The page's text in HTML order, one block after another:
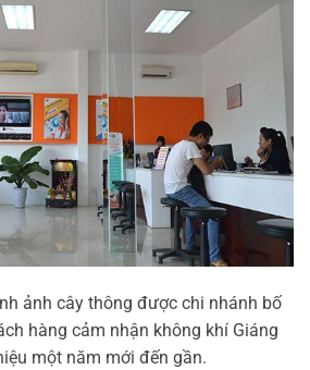
ảnh cây thông được chi nhánh bố
hàng cảm nhận không khí Giáng
một năm mới đến gần.